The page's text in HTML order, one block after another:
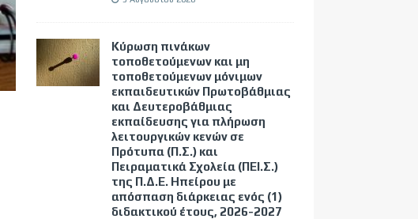
Κύρωση πινάκων
τοποθετούμενων και μη
τοποθετούμενων μόνιμων
εκπαιδευτικών Πρωτοβάθμιας
και Δευτεροβάθμιας
εκπαίδευσης για πλήρωση
λειτουργικών κενών σε
Πρότυπα (Π.Σ.) και
Πειραματικά Σχολεία (ΠΕΙ.Σ.)
της Π.Δ.Ε. Ηπείρου με
απόσπαση διάρκειας ενός (1)
διδακτικού έτους, 2026-2027